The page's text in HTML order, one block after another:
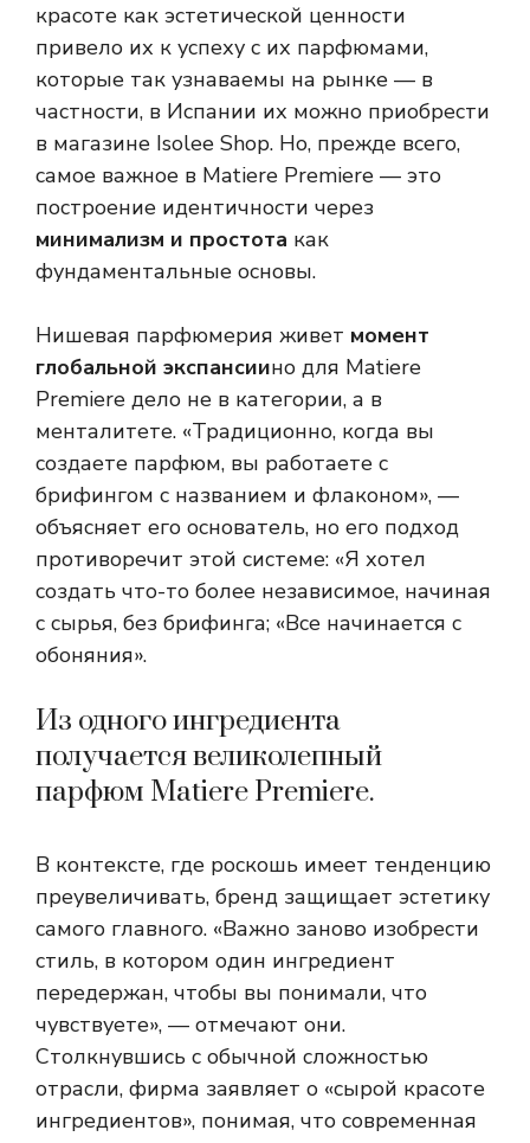
красоте как эстетической ценности
привело их к успеху с их парфюмами,
которые так узнаваемы на рынке — в
частности, в Испании их можно приобрести
в магазине Isolee Shop. Но, прежде всего,
самое важное в Matiere Premiere — это
построение идентичности через
минимализм и простота как
фундаментальные основы.
Нишевая парфюмерия живет момент
глобальной экспансиино для Matiere
Premiere дело не в категории, а в
менталитете. «Традиционно, когда вы
создаете парфюм, вы работаете с
брифингом с названием и флаконом», —
объясняет его основатель, но его подход
противоречит этой системе: «Я хотел
создать что-то более независимое, начиная
с сырья, без брифинга; «Все начинается с
обоняния».
Из одного ингредиента
получается великолепный
парфюм Matiere Premiere.
В контексте, где роскошь имеет тенденцию
преувеличивать, бренд защищает эстетику
самого главного. «Важно заново изобрести
стиль, в котором один ингредиент
передержан, чтобы вы понимали, что
чувствуете», — отмечают они.
Столкнувшись с обычной сложностью
отрасли, фирма заявляет о «сырой красоте
ингредиентов», понимая, что современная